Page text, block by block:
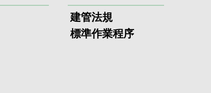
建管法規
標準作業程序